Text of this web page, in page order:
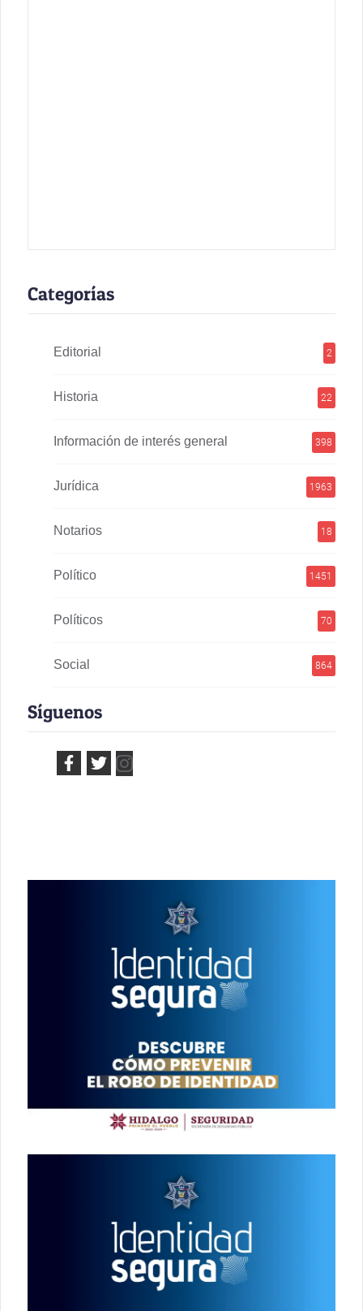
Categorías
Editorial 2
Historia 22
Información de interés general 398
Jurídica 1963
Notarios 18
Político 1451
Políticos 70
Social 864
Síguenos